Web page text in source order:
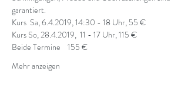
garantiert.
Kurs  Sa, 6.4.2019, 14:30 - 18 Uhr, 55 €
Kurs So, 28.4.2019,  11 - 17 Uhr, 115 €
Beide Termine    155 €
Mehr anzeigen